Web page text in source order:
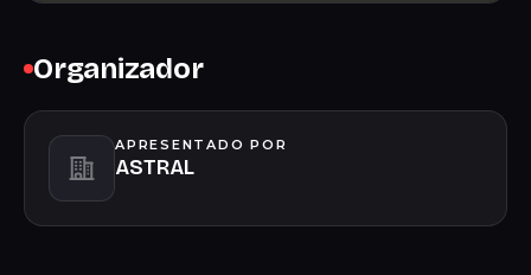
Organizador
APRESENTADO POR
ASTRAL